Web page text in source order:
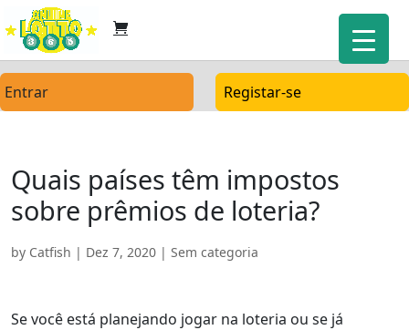
Entrar Registar-se
Quais países têm impostos
sobre prêmios de loteria?
by Catfish | Dez 7, 2020 | Sem categoria
Se você está planejando jogar na loteria ou se já